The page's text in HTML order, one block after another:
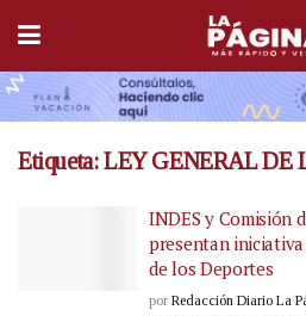
Etiqueta:LEY GENERAL DE
INDES y Comisión
presentan
de los Deportes
por Redacción Diario La